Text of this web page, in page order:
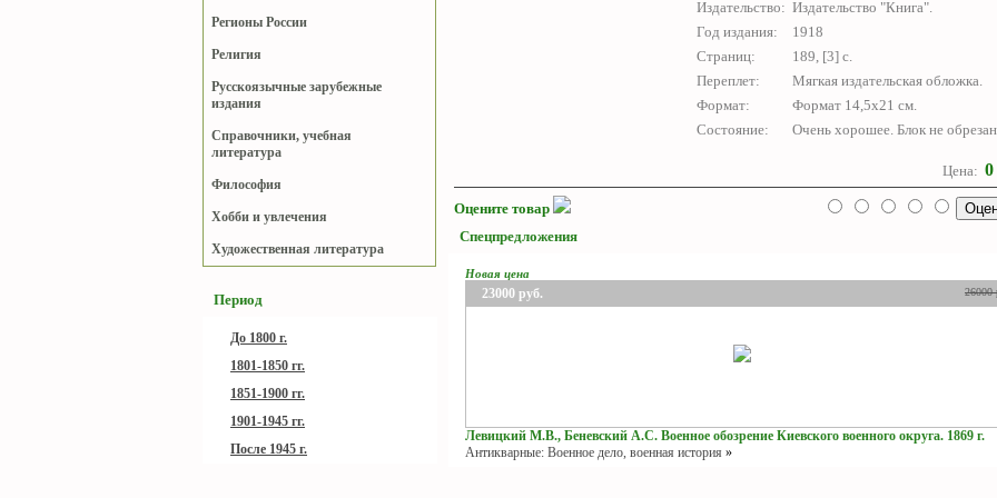
Регионы России
Религия
Русскоязычные зарубежные
издания
Справочники, учебная
литература
Философия
Хобби и увлечения
Художественная литература
Период
До 1800 г.
1801-1850 гг.
1851-1900 гг.
1901-1945 гг.
После 1945 г.
Издательство: Издательство "Книга".
Год издания:
1918
Страниц:
189, [3] с.
Переплет:
Мягкая издательская обложка.
Формат:
Формат 14,5х21 см.
Состояние:
Очень хорошее. Блок не обрезан.
Цена: 0
Оцените товар
Спецпредложения
Новая цена
26000
23000 руб.
Левицкий М.В., Беневский А.С. Военное обозрение Киевского военного округа. 1869 г.
Антикварные: Военное дело, военная история »